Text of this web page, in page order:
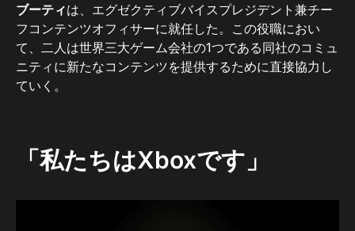
ブーティは、エグゼクティブバイスプレジデント兼チー
フコンテンツオフィサーに就任した。この役職におい
て、二人は世界三大ゲーム会社の1つである同社のコミュ
ニティに新たなコンテンツを提供するために直接協力し
ていく。
「私たちはXboxです」